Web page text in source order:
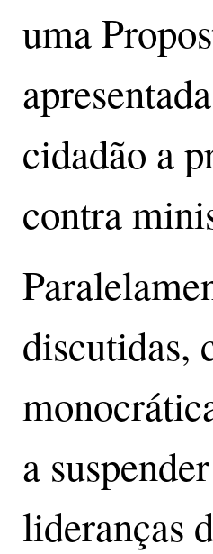
uma
cidadão a
contra
discutidas,
a
lideranças